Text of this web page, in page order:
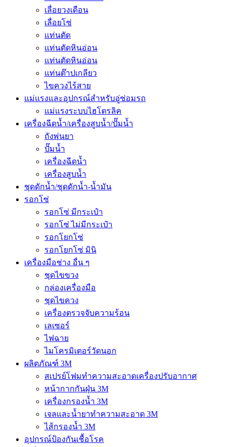
เลื่อยวงเดือน
เลื่อยโซ่
แท่นตัด
แท่นตัดหินอ่อน
แท่นตัดหินอ่อน
แท่นต๊าปเกลียว
ไขควงไร้สาย
แม่แรงและอุปกรณ์สำหรับอู่ซ่อมรถ
แม่แรงระบบไฮโดรลิค
เครื่องฉีดน้ำ/เครื่องสูบน้ำ/ปั๊มน้ำ
ถังพ่นยา
ปั๊มน้ำ
เครื่องฉีดน้ำ
เครื่องสูบน้ำ
ชุดดักน้ำ/ชุดดักน้ำ-น้ำมัน
รอกโซ่
รอกโซ่ มีกระเป๋า
รอกโซ่ ไม่มีกระเป๋า
รอกโยกโซ่
รอกโยกโซ่ มินิ
เครื่องมือช่าง อื่น ๆ
ชุดไขขวง
กล่องเครื่องมือ
ชุดไขควง
เครื่องตรวจจับความร้อน
เลเซอร์
ไฟฉาย
ไมโครมิเตอร์วัดนอก
ผลิตภัณฑ์ 3M
สเปรย์โฟมทำความสะอาดเครื่องปรับอากาศ
หน้ากากกันฝุ่น 3M
เครื่องกรองน้ำ 3M
เจลและน้ำยาทำความสะอาด 3M
ไส้กรองน้ำ 3M
อุปกรณ์ป้องกันเชื้อโรค